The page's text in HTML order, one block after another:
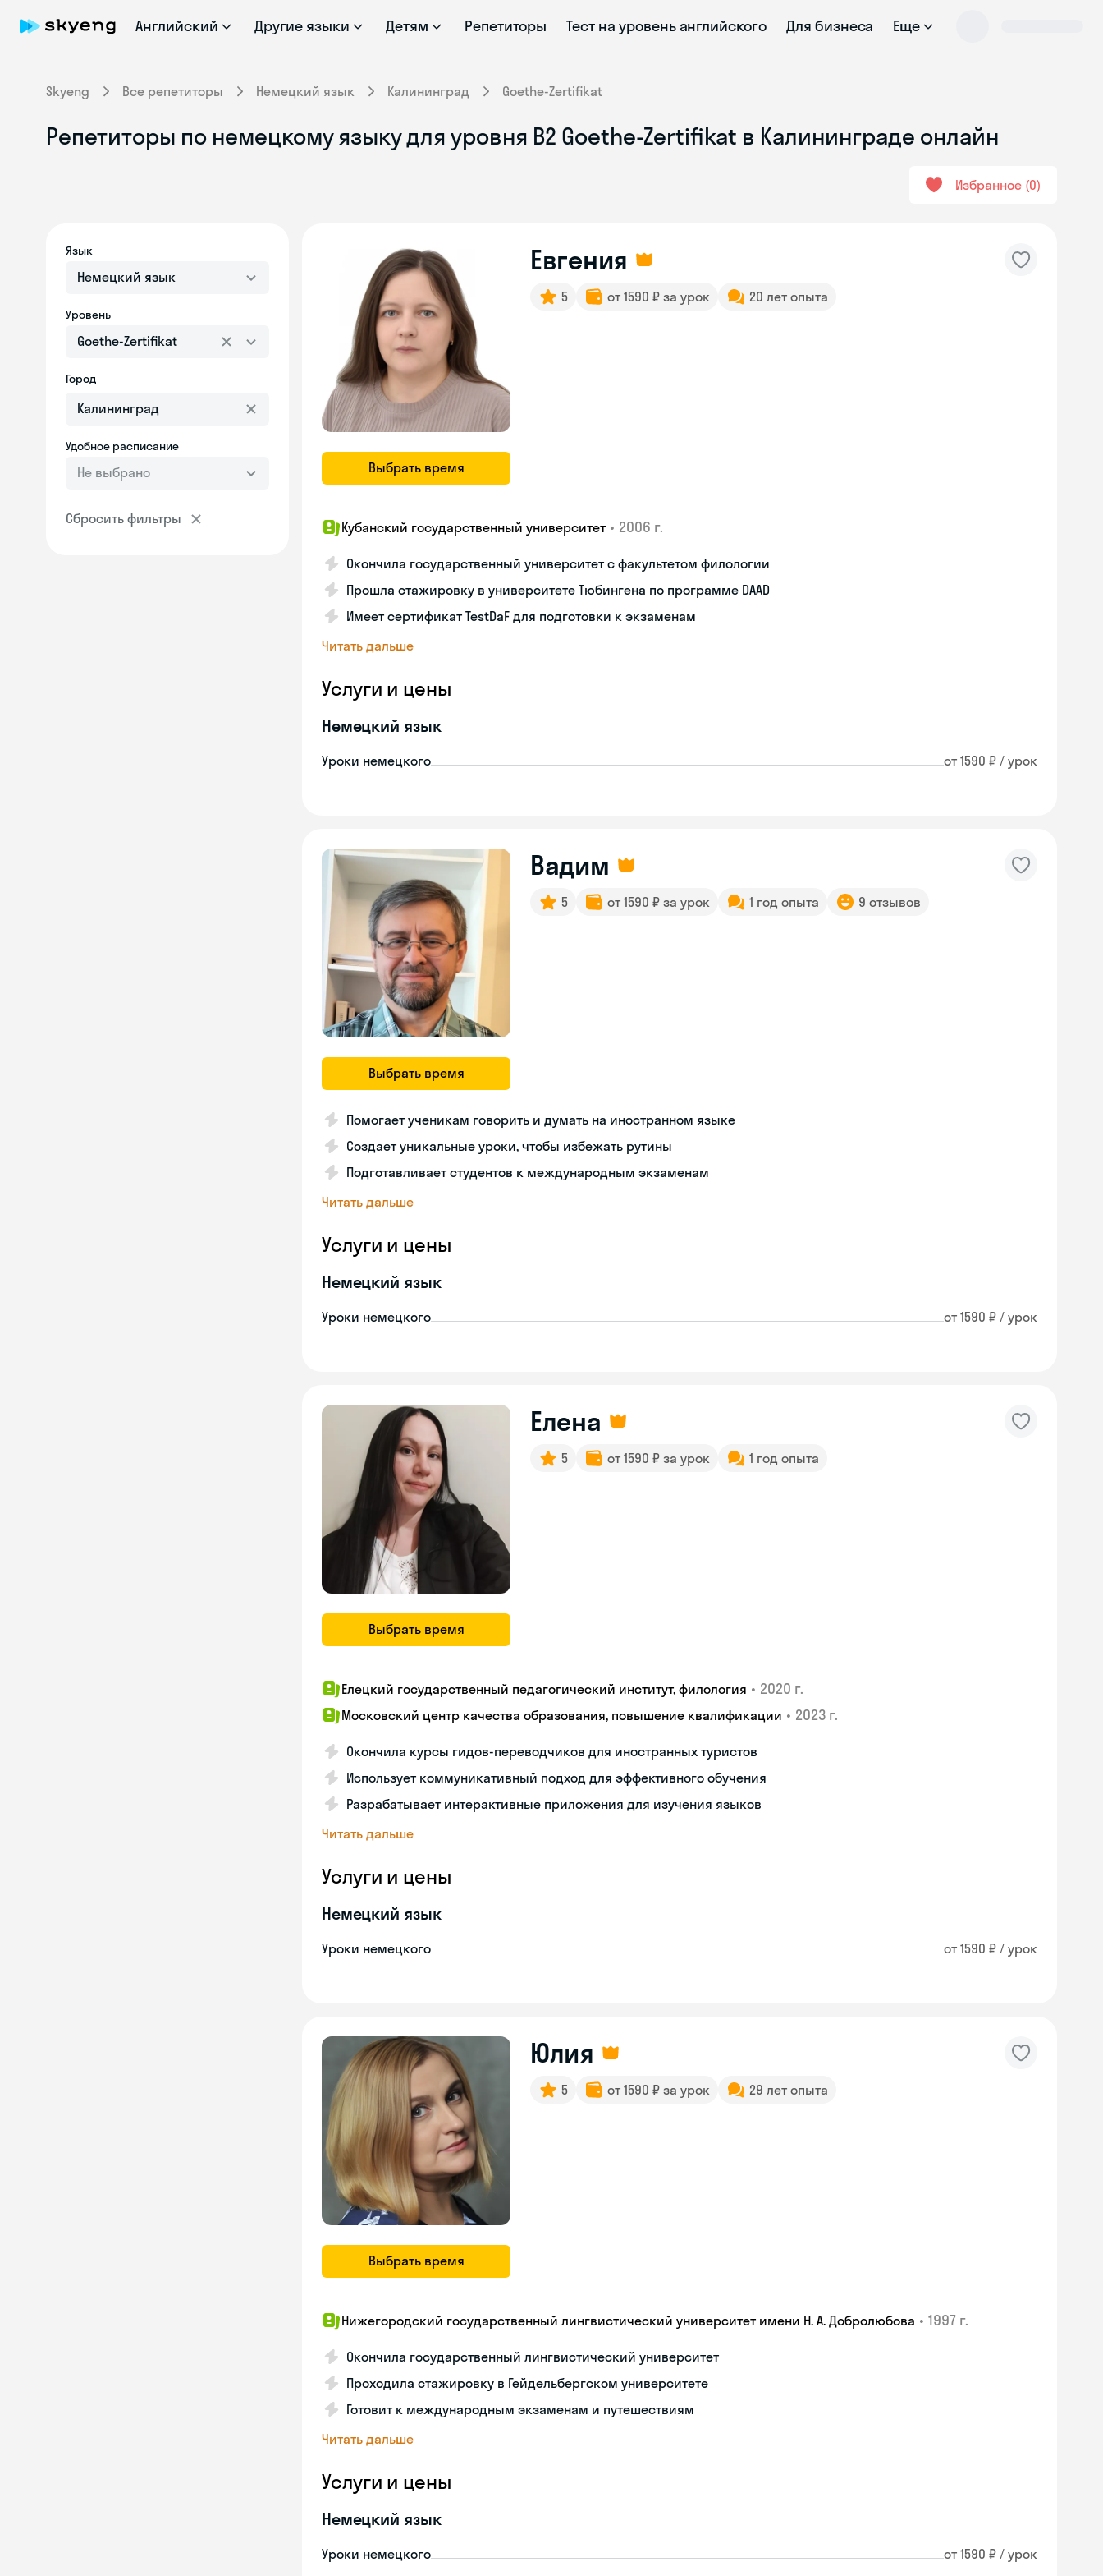
Английский Другие языки Детям Репетиторы Тест на уровень английского Для бизнеса Еще
Skyeng Все репетиторы Немецкий язык Калининград Goethe-Zertifikat
Репетиторы по немецкому языку для уровня B2 Goethe-Zertifikat в Калининграде онлайн
Избранное 0
Язык
Немецкий язык
Уровень
Goethe-Zertifikat
Город
Удобное расписание
Не выбрано
Сбросить фильтры
Выбрать время
Евгения
5 от 1590 ₽ за урок 20 лет опыта
Кубанский государственный университет • 2006 г.
Окончила государственный университет с факультетом филологии
Прошла стажировку в университете Тюбингена по программе DAAD
Имеет сертификат TestDaF для подготовки к экзаменам
Читать дальше
Услуги и цены
Немецкий язык
Уроки немецкого от 1590 ₽ / урок
Выбрать время
Вадим
5 от 1590 ₽ за урок 1 год опыта 9 отзывов
Помогает ученикам говорить и думать на иностранном языке
Создает уникальные уроки, чтобы избежать рутины
Подготавливает студентов к международным экзаменам
Читать дальше
Услуги и цены
Немецкий язык
Уроки немецкого от 1590 ₽ / урок
Выбрать время
Елена
5 от 1590 ₽ за урок 1 год опыта
Елецкий государственный педагогический институт, филология • 2020 г.
Московский центр качества образования, повышение квалификации • 2023 г.
Окончила курсы гидов-переводчиков для иностранных туристов
Использует коммуникативный подход для эффективного обучения
Разрабатывает интерактивные приложения для изучения языков
Читать дальше
Услуги и цены
Немецкий язык
Уроки немецкого от 1590 ₽ / урок
Выбрать время
Юлия
5 от 1590 ₽ за урок 29 лет опыта
Нижегородский государственный лингвистический университет имени Н. А. Добролюбова • 1997 г.
Окончила государственный лингвистический университет
Проходила стажировку в Гейдельбергском университете
Готовит к международным экзаменам и путешествиям
Читать дальше
Услуги и цены
Немецкий язык
Уроки немецкого от 1590 ₽ / урок